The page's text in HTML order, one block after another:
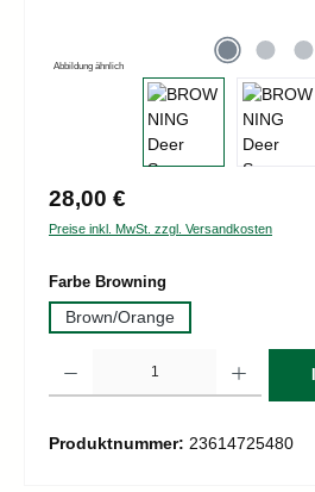
Abbildung ähnlich
Regulärer Preis:
28,00 €
Preise inkl. MwSt. zzgl. Versandkosten
Farbe Browning
Brown/Orange
Produktnummer: 23614725480